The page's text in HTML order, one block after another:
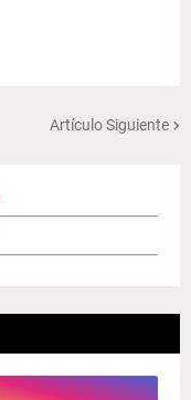
Artículo Siguiente